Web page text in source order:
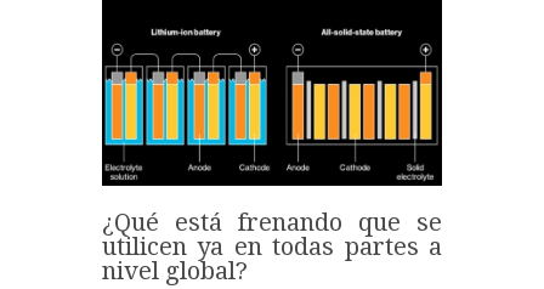
¿Qué está frenando que se
utilicen ya en todas partes a
nivel global?